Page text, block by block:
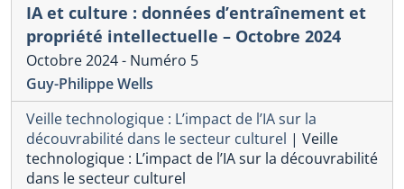
IA et culture : données d’entraînement et
propriété intellectuelle – Octobre 2024
Octobre 2024 - Numéro 5
Guy-Philippe Wells
Veille technologique : L’impact de l’IA sur la
découvrabilité dans le secteur culturel | Veille
technologique : L’impact de l’IA sur la découvrabilité
dans le secteur culturel